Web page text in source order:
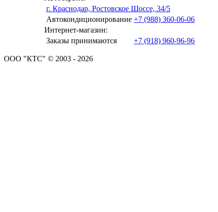
г. Краснодар, Ростовское Шоссе, 34/5
Автокондиционирование +7 (988) 360-06-06
Интернет-магазин:
Заказы принимаются
+7 (918) 960-96-96
ООО "КТС" © 2003 - 2026